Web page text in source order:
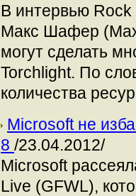
В интервью Rock
Макс Шафер (Max
могут сделать
Torchlight. По
количества
Microsoft не
8 /23.04.2012/
Microsoft
Live (GFWL),